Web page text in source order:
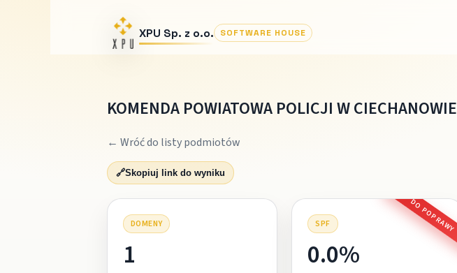
XPU Sp. z o.o. SOFTWARE HOUSE
KOMENDA POWIATOWA POLICJI W CIECHANOWIE
← Wróć do listy podmiotów
🔗Skopiuj link do wyniku
DOMENY
1
SPF DO POPRAWY
0.0%